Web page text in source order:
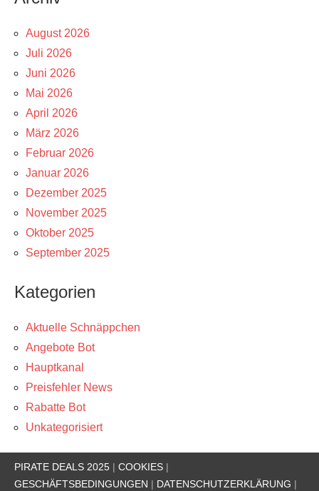
August 2026
Juli 2026
Juni 2026
Mai 2026
April 2026
März 2026
Februar 2026
Januar 2026
Dezember 2025
November 2025
Oktober 2025
September 2025
Kategorien
Aktuelle Schnäppchen
Angebote Bot
Hauptkanal
Preisfehler News
Rabatte Bot
Unkategorisiert
PIRATE DEALS 2025 | COOKIES |
GESCHÄFTSBEDINGUNGEN | DATENSCHUTZERKLÄRUNG |